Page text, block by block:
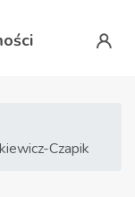
Czapik